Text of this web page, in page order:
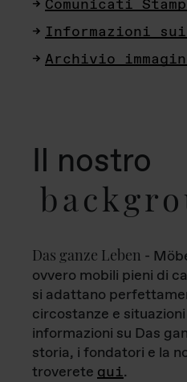
Comunicati
Informazioni
Archivio
Il nostro
Das ganze Leben -
ovvero mobili pieni di
si adattano
circostanze e
informazioni su Das
storia, i fondatori e la
troverete qui.